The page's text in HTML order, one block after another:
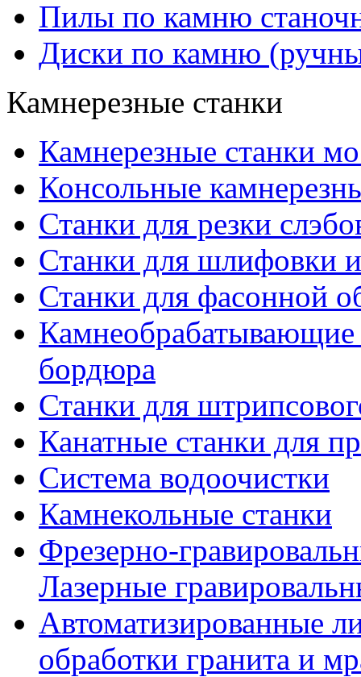
Пилы по камню
Диски по камню
Камнерезные станки
Камнерезные станки
Консольные
Станки для резки
Станки для шлифовки
Станки для фасонной
Камнеобрабатывающие
бордюра
Станки для
Канатные станки для
Система водоочистки
Камнекольные станки
Фрезерно-
Лазерные
Автоматизированные
обработки гранита и